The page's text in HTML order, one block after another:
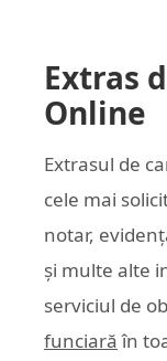
Extras
Online
Extrasul de
cele mai
notar,
și multe alte
serviciul de
funciară în